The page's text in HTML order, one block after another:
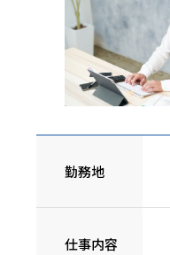
勤務地
仕事内容